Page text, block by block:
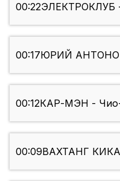
00:22ЭЛЕКТРОКЛУБ
00:17ЮРИЙ
00:12КАР-МЭН -
00:09ВАХТАНГ